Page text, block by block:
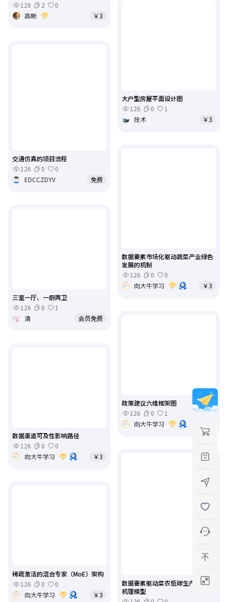
126
2
0
高晰
￥3
大户型房屋平面设计图
126
0
1
技术
￥3
交通仿真的项目流程
126
0
0
EDCCZDYV
免费
数据要素市场化驱动蔬菜产业绿色
发展的机制
126
0
0
向大牛学习
￥3
三室一厅、一厨两卫
126
0
1
清
会员免费
政策建议六维框架图
126
0
1
向大牛学习
数据渠道可及性影响路径
126
0
0
向大牛学习
￥3
数据要素驱动菜农低碳生产行为的
机理模型
稀疏激活的混合专家（MoE）架构
126
0
0
向大牛学习
￥3